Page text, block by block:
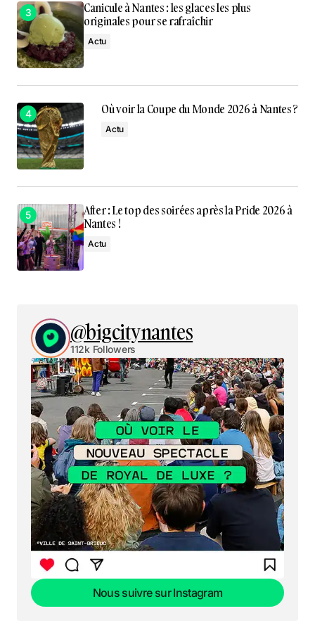
Canicule à Nantes : les glaces les plus
originales pour se rafraîchir
Actu
Où voir la Coupe du Monde 2026 à Nantes ?
Actu
After : Le top des soirées après la Pride 2026 à
Nantes !
Actu
@bigcitynantes
112k Followers
Nous suivre sur Instagram